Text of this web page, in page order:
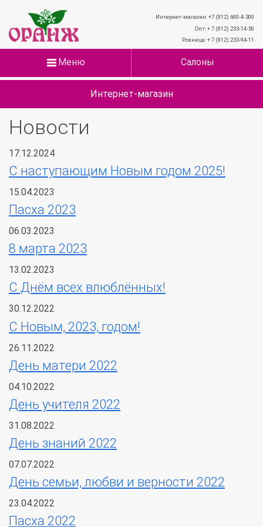
Интернет-магазин: +7 (812) 600-4-300
Опт: + 7 (812) 233-14-50
Розница: + 7 (812) 233-94-11
Меню Салоны
Интернет-магазин
Новости
17.12.2024
С наступающим Новым годом 2025!
15.04.2023
Пасха 2023
06.03.2023
8 марта 2023
13.02.2023
С Днём всех влюблённых!
30.12.2022
С Новым, 2023, годом!
26.11.2022
День матери 2022
04.10.2022
День учителя 2022
31.08.2022
День знаний 2022
07.07.2022
День семьи, любви и верности 2022
23.04.2022
Пасха 2022